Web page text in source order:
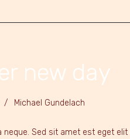
new day
Michael Gundelach
neque. Sed sit amet est eget